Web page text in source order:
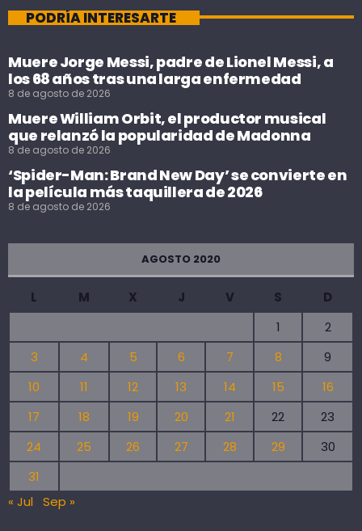
PODRÍA INTERESARTE
Muere Jorge Messi, padre de Lionel Messi, a
los 68 años tras una larga enfermedad
8 de agosto de 2026
Muere William Orbit, el productor musical
que relanzó la popularidad de Madonna
8 de agosto de 2026
‘Spider-Man: Brand New Day’ se convierte en
la película más taquillera de 2026
8 de agosto de 2026
AGOSTO 2020
L M X J V S
D
1
2
3
4 5 6 7 8
9
10
11 12 13 14 15
16
17
18 19 20 21 22
23
24
25 26 27 28 29
30
31
« Jul
Sep »